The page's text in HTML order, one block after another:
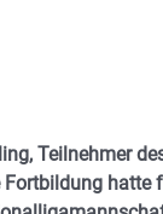
Teilnehmer
hatte